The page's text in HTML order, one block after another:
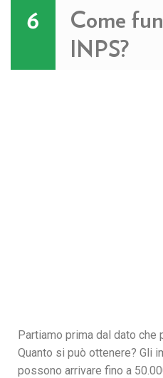
6
Come
INPS?
Partiamo prima dal dato che
Quanto si può ottenere? Gli
possono arrivare fino a